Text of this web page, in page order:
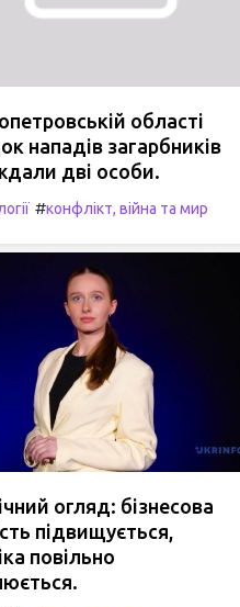
області
нападів загарбників
дві особи.
#конфлікт, війна та мир
огляд: бізнесова
підвищується,
повільно